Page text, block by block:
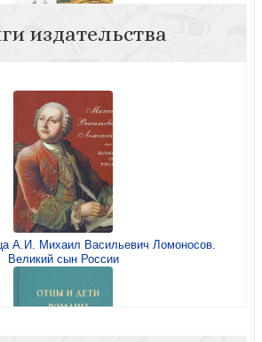
абажуром. Домашние игры и
развлечения от А до Я
друзья. Игрушки от А до Я
издательства
А.И. Михаил Васильевич Ломоносов.
Великий сын России